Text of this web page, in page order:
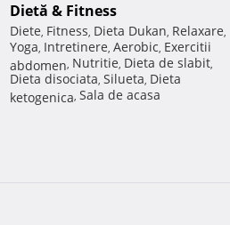
Dietă & Fitness
Diete, Fitness, Dieta Dukan, Relaxare,
Yoga, Intretinere, Aerobic, Exercitii
abdomen, Nutritie, Dieta de slabit,
Dieta disociata, Silueta, Dieta
ketogenica, Sala de acasa